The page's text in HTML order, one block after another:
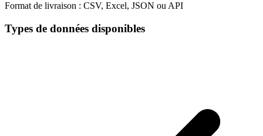
Format de livraison : CSV, Excel, JSON ou API
Types de données disponibles